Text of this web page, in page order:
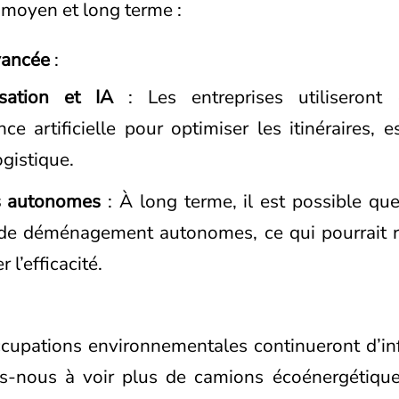
et long terme :
:
et IA: Les entreprises
artificielle pour optimiser les itinéraires,
autonomes : À long terme, il est possible
déménagement autonomes, ce qui pourrait
l’efficacité.
environnementales continueront
nous à voir plus de camions